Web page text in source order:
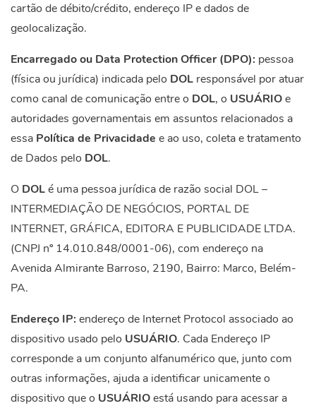
cartão de débito/crédito, endereço IP e dados de
geolocalização.
Encarregado ou Data Protection Officer (DPO): pessoa
(física ou jurídica) indicada pelo DOL responsável por atuar
como canal de comunicação entre o DOL, o USUÁRIOe
autoridades governamentais em assuntos relacionados a
essa Política de Privacidade e ao uso, coleta e tratamento
de Dados pelo DOL.
O DOLé uma pessoa jurídica de razão social DOL –
INTERMEDIAÇÃO DE NEGÓCIOS, PORTAL DE
INTERNET, GRÁFICA, EDITORA E PUBLICIDADE LTDA.
(CNPJ nº 14.010.848/0001-06), com endereço na
Avenida Almirante Barroso, 2190, Bairro: Marco, Belém-
PA.
Endereço IP: endereço de Internet Protocol associado ao
dispositivo usado pelo USUÁRIO. Cada Endereço IP
corresponde a um conjunto alfanumérico que, junto com
outras informações, ajuda a identificar unicamente o
dispositivo que o USUÁRIOestá usando para acessar a